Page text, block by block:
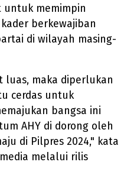
memimpin
berkewajiban
di wilayah masing-
luas, maka diperlukan
cerdas untuk
bangsa ini
AHY di dorong oleh
di Pilpres 2024," kata
melalui rilis